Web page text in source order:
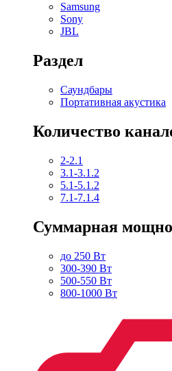
Samsung
Sony
JBL
Раздел
Саундбары
Портативная акустика
Количество
2-2.1
3.1-3.1.2
5.1-5.1.2
7.1-7.1.4
Суммарная
до 250 Вт
300-390 Вт
500-550 Вт
800-1000 Вт